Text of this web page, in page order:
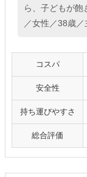
ら、子どもが飽
／女性／38歳／
コスパ
安全性
持ち運びやすさ
総合評価